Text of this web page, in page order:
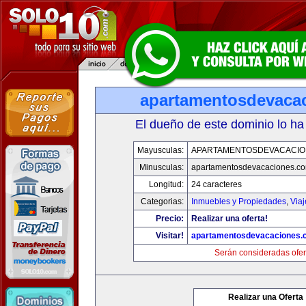
El dueño de este dominio lo
Mayusculas:
Minusculas:
Longitud:
24 caracteres
Categorias:
Inmuebles y Propiedades,
Precio:
Realizar una oferta!
Visitar!
Serán consideradas
Realizar una Oferta